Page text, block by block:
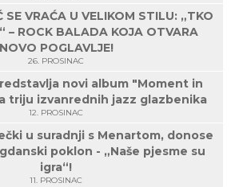
SE VRAĆA U VELIKOM STILU: „TKO
– ROCK BALADA KOJA OTVARA
NOVO POGLAVLJE!
26. PROSINAC
novi album "Moment in
triju izvanrednih jazz glazbenika
12. PROSINAC
u suradnji s Menartom, donose
poklon - „Naše pjesme su
igra“!
11. PROSINAC